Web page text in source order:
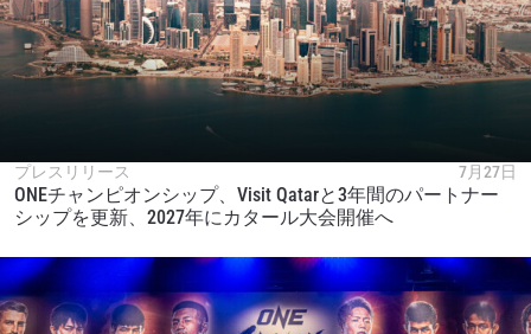
プレスリリース 7月27日
ONEチャンピオンシップ、Visit Qatarと3年間のパートナー
シップを更新、2027年にカタール大会開催へ